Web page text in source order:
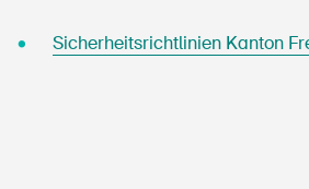
Sicherheitsrichtlinien Kanton